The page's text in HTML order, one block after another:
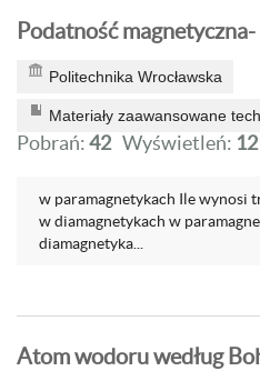
Podatność
Politechnika Wrocławska
Materiały zaawansowane
Pobrań:42 Wyświetleń:
w paramagnetykach Ile wynosi
w diamagnetykach w
diamagnetyka...
Atom wodoru według